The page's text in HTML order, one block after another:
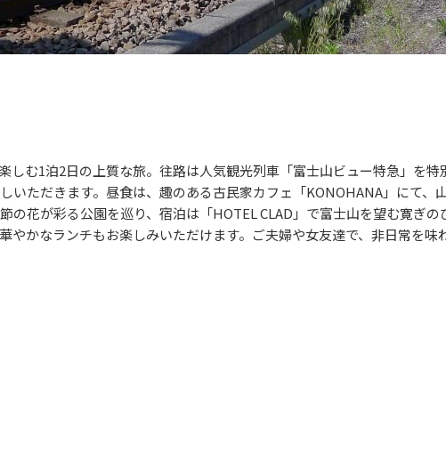
しむ1泊2日の上質な旅。往路は人気観光列車「富士山ビュー特急 」を
いただきます。昼食は、趣のある古民家カフェ「KONOHANA」にて、
の花が彩る公園を巡り、宿泊は「HOTEL CLAD」で富士山を望む寛ぎの
やかなランチもお楽しみいただけます。ご夫婦や女友達で、非日常を味